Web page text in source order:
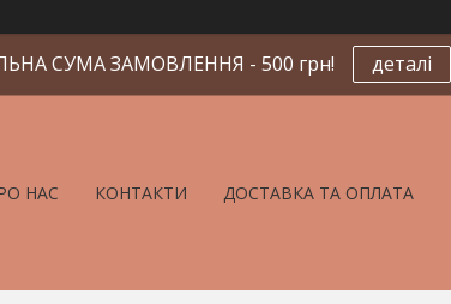
СУМА ЗАМОВЛЕННЯ - 500 грн! деталі
НАС КОНТАКТИ ДОСТАВКА ТА ОПЛАТА